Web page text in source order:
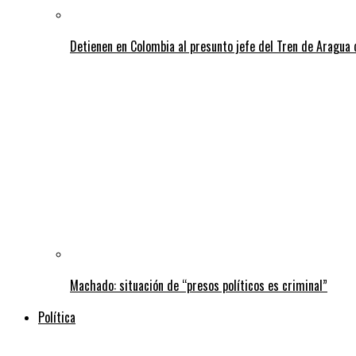
Detienen en Colombia al presunto jefe del Tren de Aragua
Machado: situación de “presos políticos es criminal”
Política